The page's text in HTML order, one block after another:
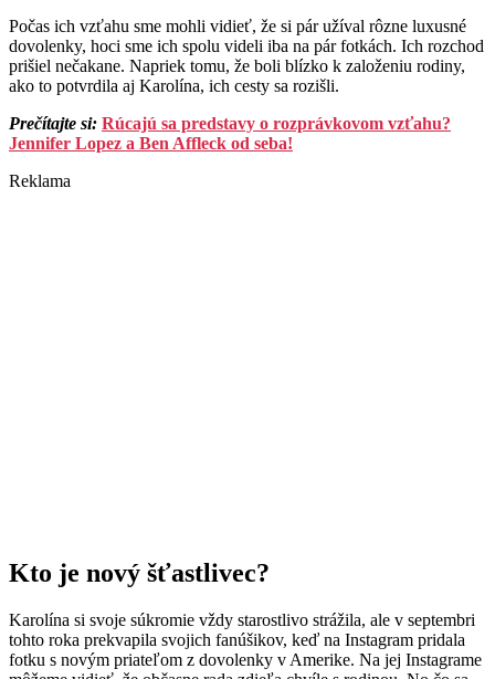
Počas ich vzťahu sme mohli vidieť, že si pár užíval rôzne luxusné
dovolenky, hoci sme ich spolu videli iba na pár fotkách. Ich rozchod
prišiel nečakane. Napriek tomu, že boli blízko k založeniu rodiny,
ako to potvrdila aj Karolína, ich cesty sa rozišli.
Prečítajte si: Rúcajú sa predstavy o rozprávkovom vzťahu?
Jennifer Lopez a Ben Affleck od seba!
Reklama
Kto je nový šťastlivec?
Karolína si svoje súkromie vždy starostlivo strážila, ale v septembri
tohto roka prekvapila svojich fanúšikov, keď na Instagram pridala
fotku s novým priateľom z dovolenky v Amerike. Na jej Instagrame